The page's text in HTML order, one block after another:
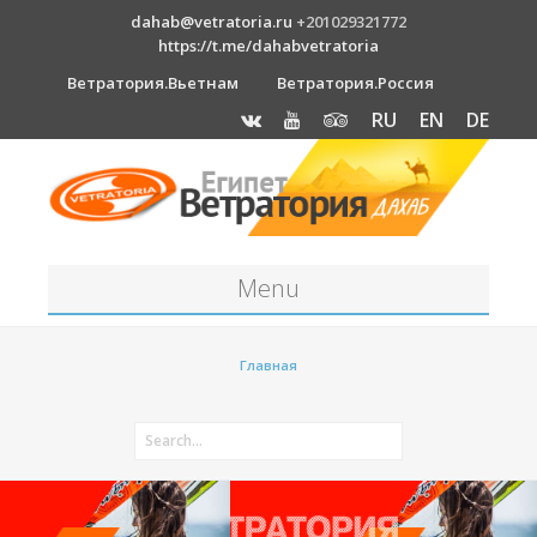
dahab@vetratoria.ru +201029321772
https://t.me/dahabvetratoria
Ветратория.Вьетнам
Ветратория.Россия
RU EN DE
Menu
Как к нам добраться?
Отель Canion
Главная